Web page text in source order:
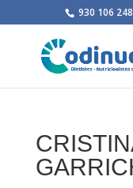
930 106 248